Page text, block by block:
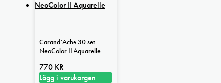
Carand’Ache 30 set
NeoColor II Aquarelle
770 KR
Lägg i varukorgen